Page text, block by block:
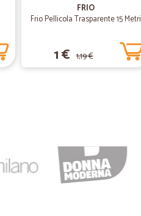
FRIO
Frio Pellicola Trasparente 15 Metri
1 € 1,19 €